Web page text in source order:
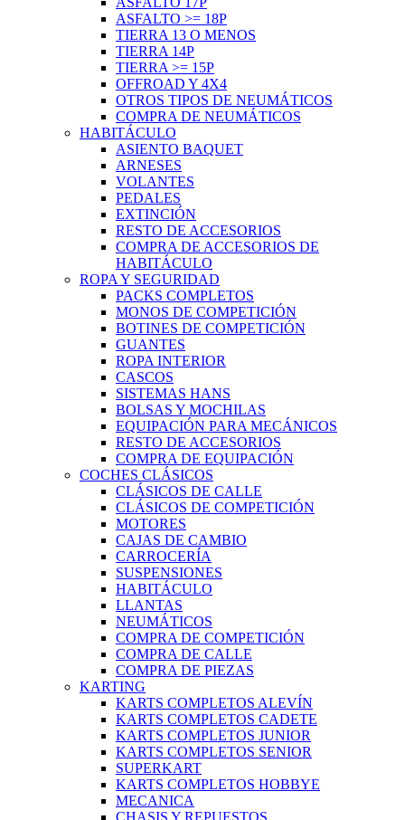
ASFALTO >= 18P
TIERRA 13 O MENOS
TIERRA 14P
TIERRA >= 15P
OFFROAD Y 4X4
OTROS TIPOS DE NEUMÁTICOS
COMPRA DE NEUMÁTICOS
HABITÁCULO
ASIENTO BAQUET
ARNESES
VOLANTES
PEDALES
EXTINCIÓN
RESTO DE ACCESORIOS
COMPRA DE ACCESORIOS DE
HABITÁCULO
ROPA Y SEGURIDAD
PACKS COMPLETOS
MONOS DE COMPETICIÓN
BOTINES DE COMPETICIÓN
GUANTES
ROPA INTERIOR
CASCOS
SISTEMAS HANS
BOLSAS Y MOCHILAS
EQUIPACIÓN PARA MECÁNICOS
RESTO DE ACCESORIOS
COMPRA DE EQUIPACIÓN
COCHES CLÁSICOS
CLÁSICOS DE CALLE
CLÁSICOS DE COMPETICIÓN
MOTORES
CAJAS DE CAMBIO
CARROCERÍA
SUSPENSIONES
HABITÁCULO
LLANTAS
NEUMÁTICOS
COMPRA DE COMPETICIÓN
COMPRA DE CALLE
COMPRA DE PIEZAS
KARTING
KARTS COMPLETOS ALEVÍN
KARTS COMPLETOS CADETE
KARTS COMPLETOS JUNIOR
KARTS COMPLETOS SENIOR
SUPERKART
KARTS COMPLETOS HOBBYE
MECANICA
CHASIS Y REPUESTOS